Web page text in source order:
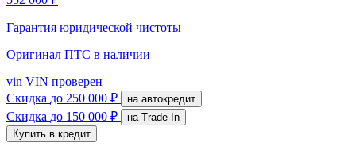
Гарантия юридической чистоты
Оригинал ПТС в наличии
vin VIN проверен
Скидка до 250 000 ₽ на автокредит
Скидка до 150 000 ₽
на Trade-In
Купить в кредит